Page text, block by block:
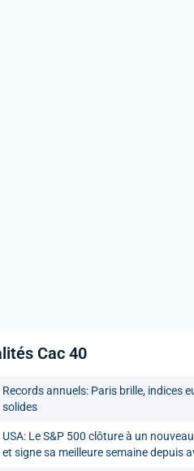
Cac 40
Records annuels: Paris brille, indices
solides
USA: Le S&P 500 clôture à un
et signe sa meilleure semaine depuis